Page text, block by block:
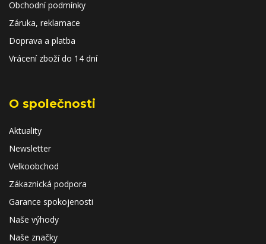
Obchodní podmínky
Záruka, reklamace
Doprava a platba
Vrácení zboží do 14 dní
O společnosti
Aktuality
Newsletter
Velkoobchod
Zákaznická podpora
Garance spokojenosti
Naše výhody
Naše značky